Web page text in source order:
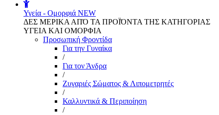
Υγεία - Ομορφιά NEW
ΔΕΣ ΜΕΡΙΚΑ ΑΠΌ ΤΑ ΠΡΟΪΌΝΤΑ ΤΗΣ ΚΑΤΗΓΟΡΙΑΣ
ΥΓΕΙΑ ΚΑΙ ΟΜΟΡΦΙΑ
Προσωπική Φροντίδα
Για την Γυναίκα
/
Για τον Άνδρα
/
Ζυγαριές Σώματος & Λιπομετρητές
/
Καλλυντικά & Περιποίηση
/